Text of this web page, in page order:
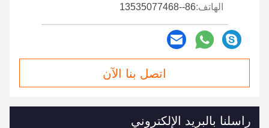
الهاتف:86--13535077468
اتصل بنا الآن
راسلنا بالبريد الإلكتروني